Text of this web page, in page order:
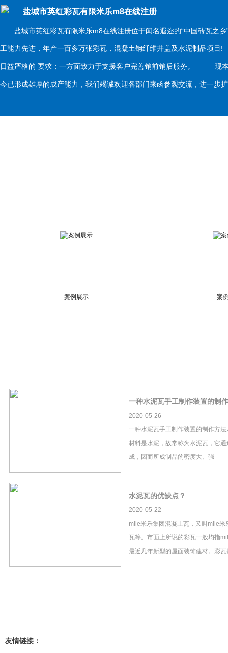
盐城市英红彩瓦有限米乐m8在线注册
盐城市英红彩瓦有限米乐m8在线注册位于闻名遐迩的“中国砖瓦之乡
工能力先进，年产一百多万张彩瓦，混凝土钢纤维井盖及水泥制品项
日益严格的 要求；一方面致力于支援客户完善销前销后服务。 现本
今已形成雄厚的成产能力，我们竭诚欢迎各部门来函参观交流，进一
案例展示 案
一种水泥瓦手工制作装置的制
2020-05-26
一种水泥瓦手工制作装置的制作方
材料是水泥，故常称为水泥瓦，它
成，因而所成制品的密度大、强
水泥瓦的优缺点？
2020-05-22
mile米乐集团混凝土瓦，又叫mile米
瓦等。市面上所说的彩瓦一般均指
最近几年新型的屋面装饰建材。彩
友情链接：